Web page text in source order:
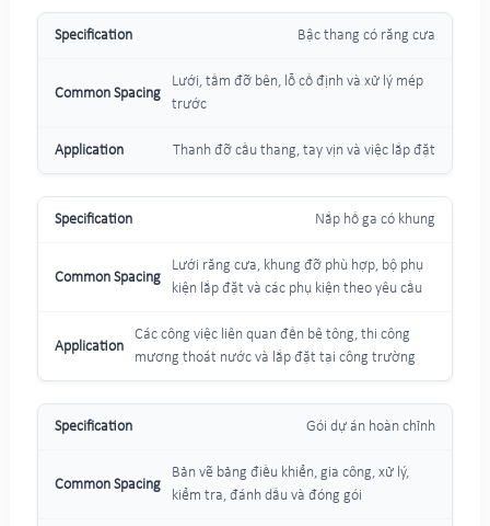
Bậc thang có răng cưa
Lưới, tấm đỡ bên, lỗ cố định và xử lý mép
trước
Thanh đỡ cầu thang, tay vịn và việc lắp đặt
Nắp hố ga có khung
Lưới răng cưa, khung đỡ phù hợp, bộ phụ
kiện lắp đặt và các phụ kiện theo yêu cầu
Các công việc liên quan đến bê tông, thi công
mương thoát nước và lắp đặt tại công trường
Gói dự án hoàn chỉnh
Bản vẽ bảng điều khiển, gia công, xử lý,
kiểm tra, đánh dấu và đóng gói